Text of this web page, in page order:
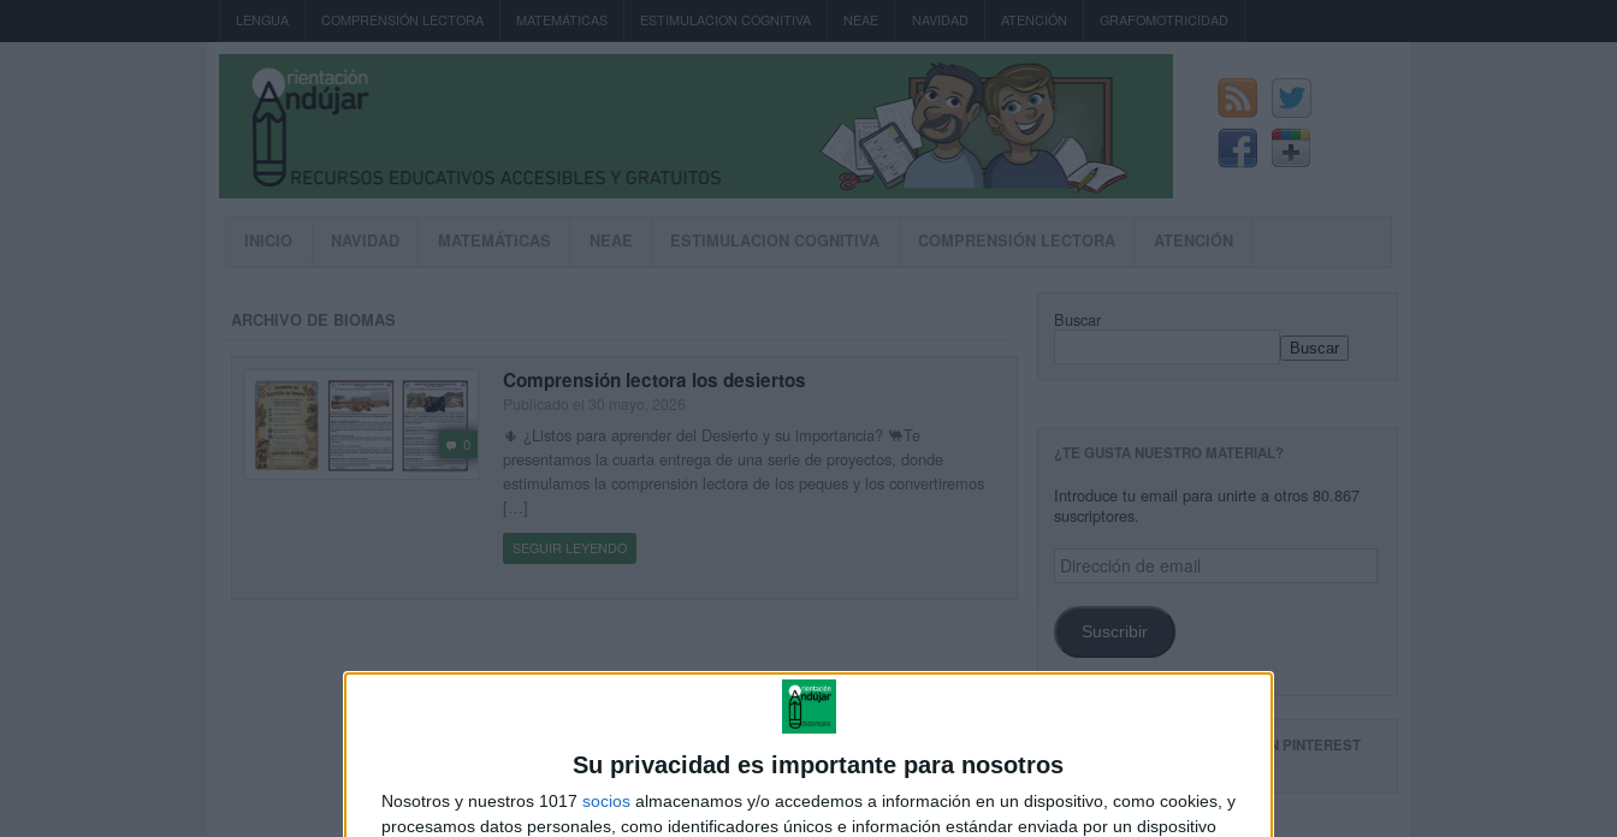
Su privacidad es importante para nosotros
Nosotros y nuestros 1017 socios almacenamos y/o accedemos a información en un dispositivo, como cookies, y
procesamos datos personales, como identificadores únicos e información estándar enviada por un dispositivo
LENGUA COMPRENSIÓN LECTORA MATEMÁTICAS ESTIMULACION COGNITIVA NEAE NAVIDAD ATENCIÓN GRAFOMOTRICIDAD
INICIO NAVIDAD MATEMÁTICAS NEAE ESTIMULACION COGNITIVA COMPRENSIÓN LECTORA ATENCIÓN
ARCHIVO DE BIOMAS
0
Comprensión lectora los desiertos
🌵 ¿Listos para aprender del Desierto y su importancia? 🐫Te
presentamos la cuarta entrega de una serie de proyectos, donde
estimulamos la comprensión lectora de los peques y los convertiremos
[…]
SEGUIR LEYENDO
Buscar
Buscar
¿TE GUSTA NUESTRO MATERIAL?
Introduce tu email para unirte a otros 80.867
suscriptores.
Dirección
de
Suscribir
SIGUE NUESTROS TABLEROS EN PINTEREST